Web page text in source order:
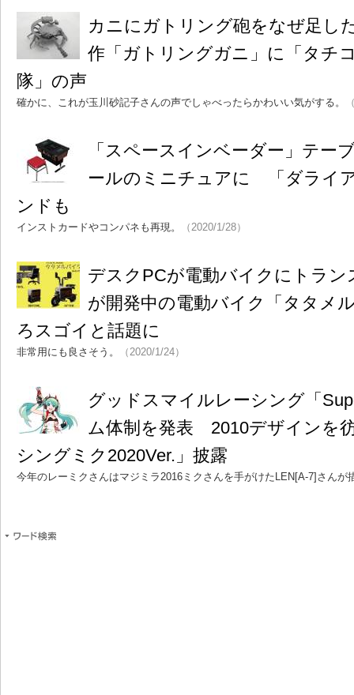
カニにガトリング砲をなぜ足
作「ガトリングガニ」に「タチ
隊」の声
確かに、これが玉川砂記子さんの声でしゃべったらかわいい気がする。
「スペースインベーダー」テー
ールのミニチュアに 「ダライ
ンドも
インストカードやコンパネも再現。 （2020/1/28）
デスクPCが電動バイクにトラ
が開発中の電動バイク「タタメ
ろスゴイと話題に
非常用にも良さそう。 （2020/1/24）
グッドスマイルレーシング「
ム体制を発表 2010デザインを
シングミク2020Ver.」披露
今年のレーミクさんはマジミラ2016ミクさんを手がけたLEN[A-7]さんが